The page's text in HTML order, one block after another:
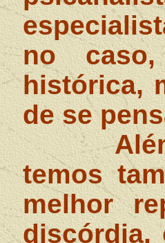
no caso,
histórica,
de se
temos
melhor
discórdia,